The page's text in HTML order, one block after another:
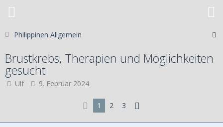
Philippinen Allgemein
Brustkrebs, Therapien und Möglichkeiten
gesucht
Ulf 9. Februar 2024
1 2 3